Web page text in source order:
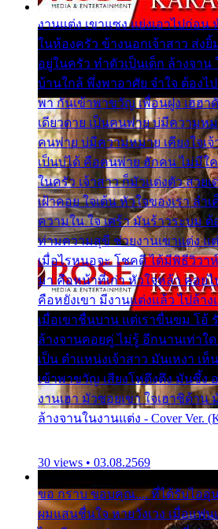
งานแต่ง เขาแซง แย่งเอาไปก่อ
ในห้องครัว ข้างนอกเจ้าสาว ส่งยิ้
อยู่ในครัว ทำตัวเป็นเด็ก ล้างจาน
บ้านใกล้ พึ่งพาอาศัย จำใจ ต้องไ
พา กันเข้าพาขวัญ เพื่อนฝูง เฮฮา
เดียวดาย เป็นคนพ่าย บ่มีความหม
คนพ่าย บ่มีความหมาย เคียงใจเจ้
เป็นบ่ได้ คือคนพ่าย ฮักคน ไม่มีใ
ในครัว เจ้าสาว ก็มัวแต่งตัว สวยเ
เฝ้าคอย ใจเต้น หัวใจของเรา ลำ
ความใน ใจ เศร้า มันร้าวระบม
ท่ามความสุขี ช่วยงานเขาแต่ง แ
เมื่อไรหนอจะ โชคดี ได้มีพิธีวิวา
มา คือหน้าที่เก่า หัวใจหล้า คอย
คือหยังเขา มีงานแต่งแล้ว ไปล้า
เมื่อเขาชื่นบาน แต่เราขื่นขม โอ้
ล้างจานคอยคู่ ไม่รู้ อีกนานเท่าใ
เป็น ตำแหน่งเจ้าสาว มันเหงา เ
เข้าพาขวัญ เสียงโห่ตึงตึง มันซึ้ง
งานเฮา มัวซอยเขา ใจเฮาซิด้า
ล้างจานในงานแต่ง - Cover Ver.
30 views • 03.08.2569
ขอ กราบ ขอบคุณ.... ที่ได้รับไออุ่
ผมแสนชื่นใจ หายวังเวง เมื่อแฟน